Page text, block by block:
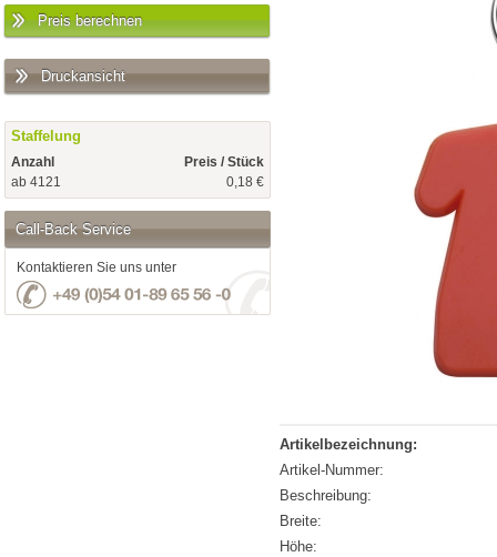
Preis berechnen
Druckansicht
Staffelung
Anzahl
Preis / Stück
ab 4121
0,18 €
Call-Back Service
Kontaktieren Sie uns unter
Artikelbezeichnung:
Artikel-Nummer:
Beschreibung:
Breite:
Höhe: